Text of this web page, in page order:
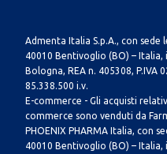
Admenta Italia S.p.A., con
40010 Bentivoglio (BO) –
Bologna, REA n. 405308, P.IVA
85.338.500 i.v.
E-commerce - Gli acquisti
commerce sono venduti da
PHOENIX PHARMA Italia, con
40010 Bentivoglio (BO) –